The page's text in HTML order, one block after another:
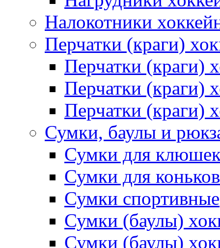
Налокотники
Перчатки (краги)
Перчатки (краги)
Перчатки (краги)
Перчатки (краги)
Сумки, баулы и
Сумки для
Сумки для коньков
Сумки спортивные
Сумки (баулы)
Сумки (баулы)